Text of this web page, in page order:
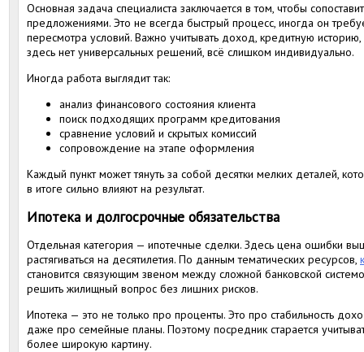
Основная задача специалиста заключается в том, чтобы
предложениями. Это не всегда быстрый процесс, иногда он
пересмотра условий. Важно учитывать доход, кредитную
здесь нет универсальных решений, всё слишком индивидуально.
Иногда работа выглядит так:
анализ финансового состояния клиента
поиск подходящих программ кредитования
сравнение условий и скрытых комиссий
сопровождение на этапе оформления
Каждый пункт может тянуть за собой десятки мелких деталей,
в итоге сильно влияют на результат.
Ипотека и долгосрочные обязательства
Отдельная категория — ипотечные сделки. Здесь цена ошибки
растягиваться на десятилетия. По данным тематических ресурсов,
становится связующим звеном между сложной банковской
решить жилищный вопрос без лишних рисков.
Ипотека — это не только про проценты. Это про стабильность
даже про семейные планы. Поэтому посредник старается
более широкую картину.